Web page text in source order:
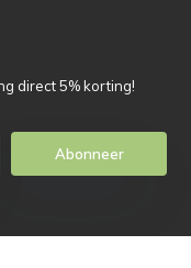
direct 5% korting!
Abonneer